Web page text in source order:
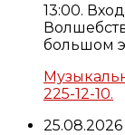
13:00.
большом
225-12-10.
25.08.2026